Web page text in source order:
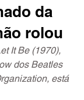
da
rolou
It Be (1970),
dos Beatles
está